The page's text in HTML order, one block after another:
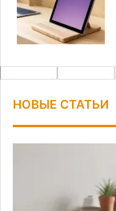
НОВЫЕ СТАТЬИ